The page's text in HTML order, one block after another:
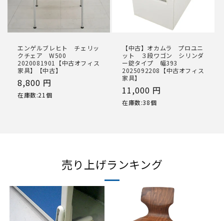
エンゲルブレヒト チェリッ
クチェア W500
2020081901【中古オフィス
家具】【中古】
通
常
8,800 円
在庫数:21個
【中古】オカムラ プロユニ
ット ３段ワゴン シリンダ
ー錠タイプ 幅393
2025092208【中古オフィス
家具】
通
常
11,000 円
在庫数:38個
売り上げランキング